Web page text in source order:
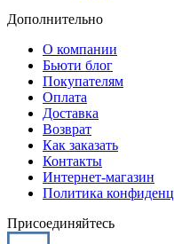
Дополнительно
О компании
Бьюти блог
Покупателям
Оплата
Доставка
Возврат
Как заказать
Контакты
Интернет-магазин
Политика
Присоединяйтесь